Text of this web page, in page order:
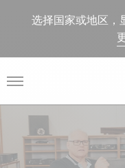
选择国家或地区，
打开菜单